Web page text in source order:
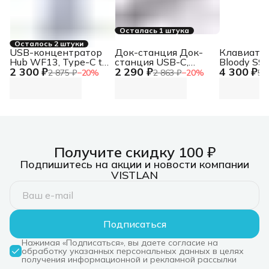
Осталось 2 штуки
2 300 ₽2 875 ₽−20%
USB-концентратор
Hub WF13, Type-C to
USB3.0+USB2.0*2+100W
Осталась 1 штука
2 290 ₽2 863 ₽−20%
Док-станция Док-
станция USB-C,
3xUSB 3.0, 1xUSB-
4 300 ₽5
Bloody
Green
Получите скидку 100 ₽
Подпишитесь на акции и новости компании
VISTLAN
Подписаться
Нажимая «Подписаться», вы даете согласие на
обработку указанных персональных данных в целях
получения информационной и рекламной рассылки